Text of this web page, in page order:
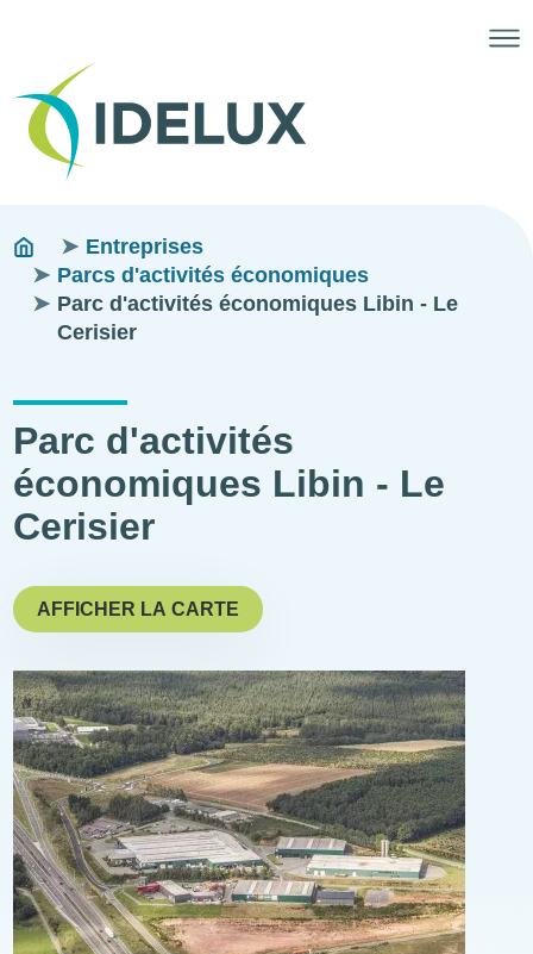
Fils
d'ariane
You
are
here:
Entreprises
Parcs d'activités économiques
Parc d'activités économiques Libin - Le
Cerisier
Parc d'activités
économiques Libin - Le
Cerisier
AFFICHER LA CARTE
Illustration